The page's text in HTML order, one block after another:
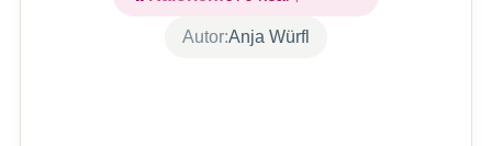
Autor:Anja Würfl